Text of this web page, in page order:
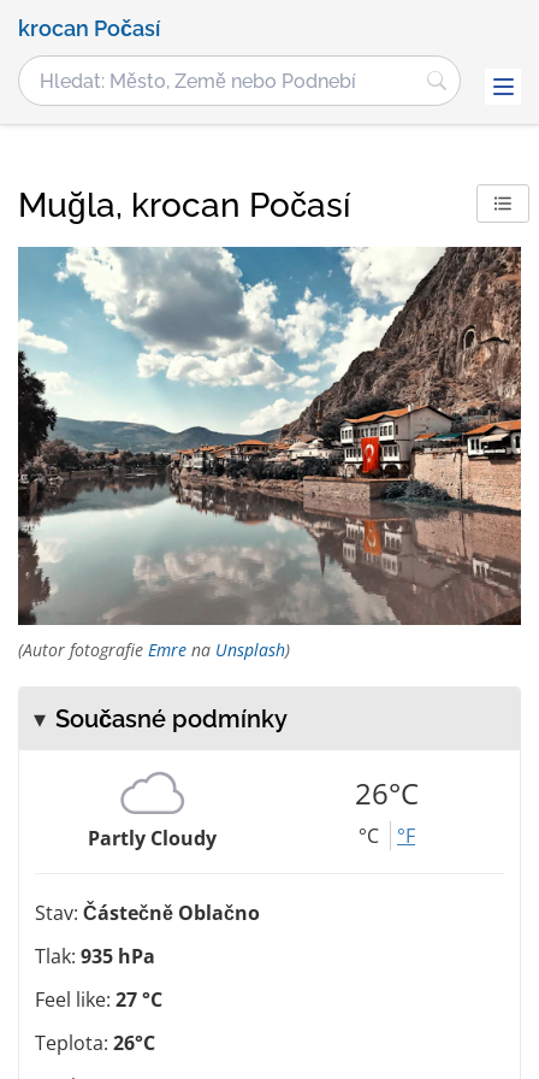
krocan Počasí
Muğla, krocan Počasí
(Autor fotografie Emre na Unsplash)
Současné podmínky
Partly Cloudy
26°C
°C °F
Stav: Částečně Oblačno
Tlak: 935 hPa
Feel like: 27 °C
Teplota: 26°C